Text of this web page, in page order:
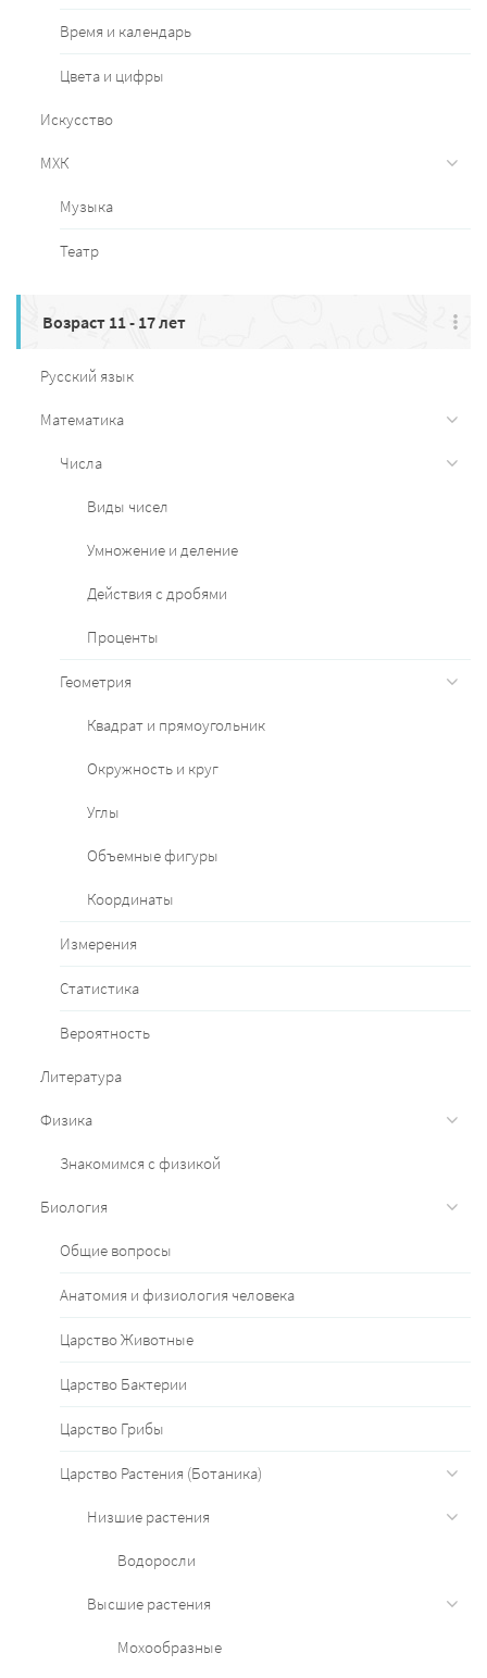
Время и календарь
Цвета и цифры
Искусство
МХК
Музыка
Театр
Возраст 11 - 17 лет
Русский язык
Математика
Числа
Виды чисел
Умножение и деление
Действия с дробями
Проценты
Геометрия
Квадрат и прямоугольник
Окружность и круг
Углы
Объемные фигуры
Координаты
Измерения
Статистика
Вероятность
Литература
Физика
Знакомимся с физикой
Биология
Общие вопросы
Анатомия и физиология человека
Царство Животные
Царство Бактерии
Царство Грибы
Царство Растения (Ботаника)
Низшие растения
Водоросли
Высшие растения
Мохообразные